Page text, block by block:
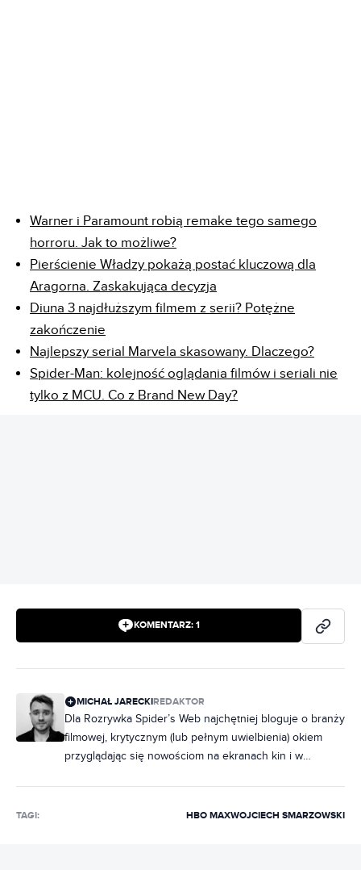
Warner i Paramount robią remake tego samego
horroru. Jak to możliwe?
Pierścienie Władzy pokażą postać kluczową dla
Aragorna. Zaskakująca decyzja
Diuna 3 najdłuższym filmem z serii? Potężne
zakończenie
Najlepszy serial Marvela skasowany. Dlaczego?
Spider-Man: kolejność oglądania filmów i seriali nie
tylko z MCU. Co z Brand New Day?
KOMENTARZ: 1
MICHAŁ JARECKIREDAKTOR
Dla Rozrywka Spider’s Web najchętniej bloguje o branży
filmowej, krytycznym (lub pełnym uwielbienia) okiem
przyglądając się nowościom na ekranach kin i w
naszpikowane akcją popcorniaki. Niemal cały swój czas
TAGI: HBO MAXWOJCIECH SMARZOWSKI